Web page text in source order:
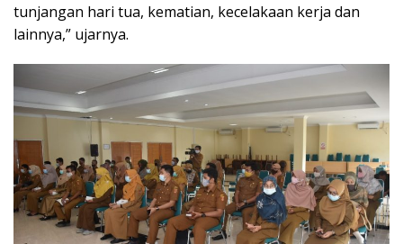
tunjangan hari tua, kematian, kecelakaan kerja dan
lainnya,” ujarnya.